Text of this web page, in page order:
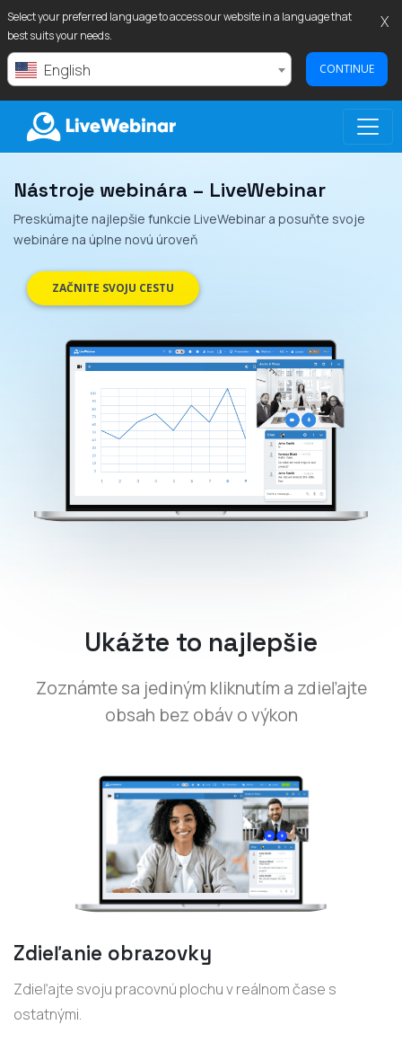
Select your preferred language to access our website in a language that
best suits your needs.
English CONTINUE
X
LIVEWEBINAR.COM
Nástroje webinára – LiveWebinar
Preskúmajte najlepšie funkcie LiveWebinar a posuňte svoje
webináre na úplne novú úroveň
ZAČNITE SVOJU CESTU
Ukážte to najlepšie
Zoznámte sa jediným kliknutím a zdieľajte
obsah bez obáv o výkon
Zdieľanie obrazovky
Zdieľajte svoju pracovnú plochu v reálnom čase s
ostatnými.